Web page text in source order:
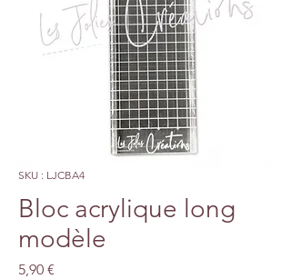
SKU : LJCBA4
Bloc acrylique long
modèle
5,90 €